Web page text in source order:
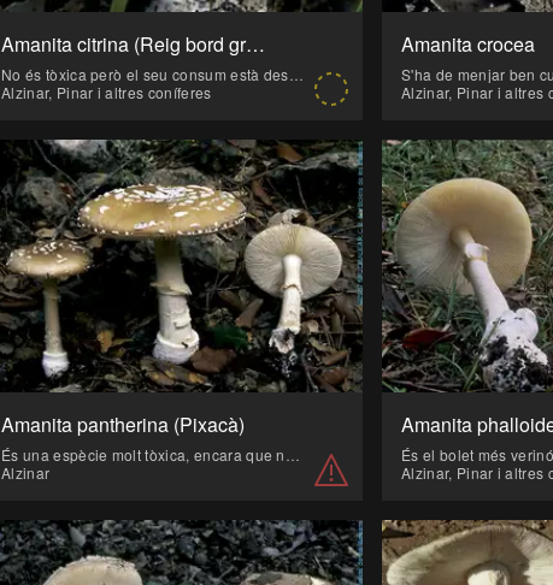
Amanita citrina (Reig bord groc)
No és tòxica però el seu consum està desaconsellat tant per les característiques organolèptiques com per la possible confusió amb la mortal Amanita phalloides o A. Virosa.
Alzinar, Pinar i altres coníferes
Amanita crocea
S'ha de menjar ben
Alzinar, Pinar i altres
Amanita pantherina (Pixacà)
És una espècie molt tòxica, encara que no necessàriament mortal.
Alzinar
Alzinar, Pinar i altres